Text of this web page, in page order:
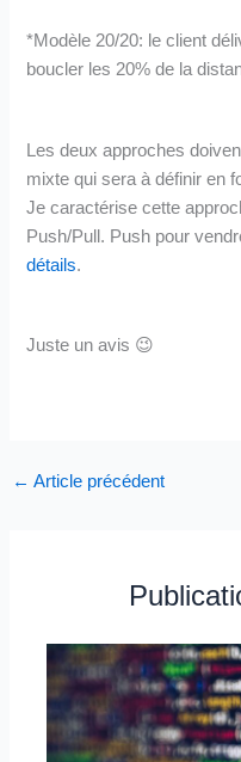
*Modèle 20/20: le client
boucler les 20% de la
Les deux approches
mixte qui sera à définir en
Je caractérise cette
Push/Pull. Push pour
détails.
Juste un avis 😉
← Article précédent